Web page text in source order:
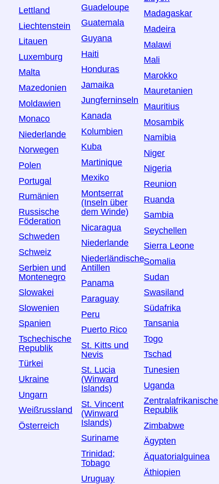
Lettland
Liechtenstein
Litauen
Luxemburg
Malta
Mazedonien
Moldawien
Monaco
Niederlande
Norwegen
Polen
Portugal
Rumänien
Russische
Föderation
Schweden
Schweiz
Serbien und
Montenegro
Slowakei
Slowenien
Spanien
Tschechische
Republik
Türkei
Ukraine
Ungarn
Weißrussland
Österreich
Guadeloupe
Guatemala
Guyana
Haiti
Honduras
Jamaika
Jungferninseln
Kanada
Kolumbien
Kuba
Martinique
Mexiko
Montserrat
(Inseln über
dem Winde)
Nicaragua
Niederlande
Niederländische
Antillen
Panama
Paraguay
Peru
Puerto Rico
St. Kitts und
Nevis
St. Lucia
(Winward
Islands)
St. Vincent
(Winward
Islands)
Suriname
Trinidad;
Tobago
Uruguay
Madagaskar
Madeira
Malawi
Mali
Marokko
Mauretanien
Mauritius
Mosambik
Namibia
Niger
Nigeria
Reunion
Ruanda
Sambia
Seychellen
Sierra Leone
Somalia
Sudan
Swasiland
Südafrika
Tansania
Togo
Tschad
Tunesien
Uganda
Zentralafrikanische
Republik
Zimbabwe
Ägypten
Äquatorialguinea
Äthiopien